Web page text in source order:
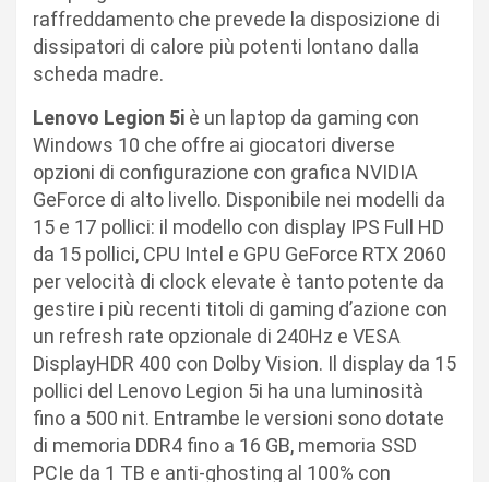
raffreddamento che prevede la disposizione di
dissipatori di calore più potenti lontano dalla
scheda madre.
Lenovo Legion 5i è un laptop da gaming con
Windows 10 che offre ai giocatori diverse
opzioni di configurazione con grafica NVIDIA
GeForce di alto livello. Disponibile nei modelli da
15 e 17 pollici: il modello con display IPS Full HD
da 15 pollici, CPU Intel e GPU GeForce RTX 2060
per velocità di clock elevate è tanto potente da
gestire i più recenti titoli di gaming d’azione con
un refresh rate opzionale di 240Hz e VESA
DisplayHDR 400 con Dolby Vision. Il display da 15
pollici del Lenovo Legion 5i ha una luminosità
fino a 500 nit. Entrambe le versioni sono dotate
di memoria DDR4 fino a 16 GB, memoria SSD
PCIe da 1 TB e anti-ghosting al 100% con